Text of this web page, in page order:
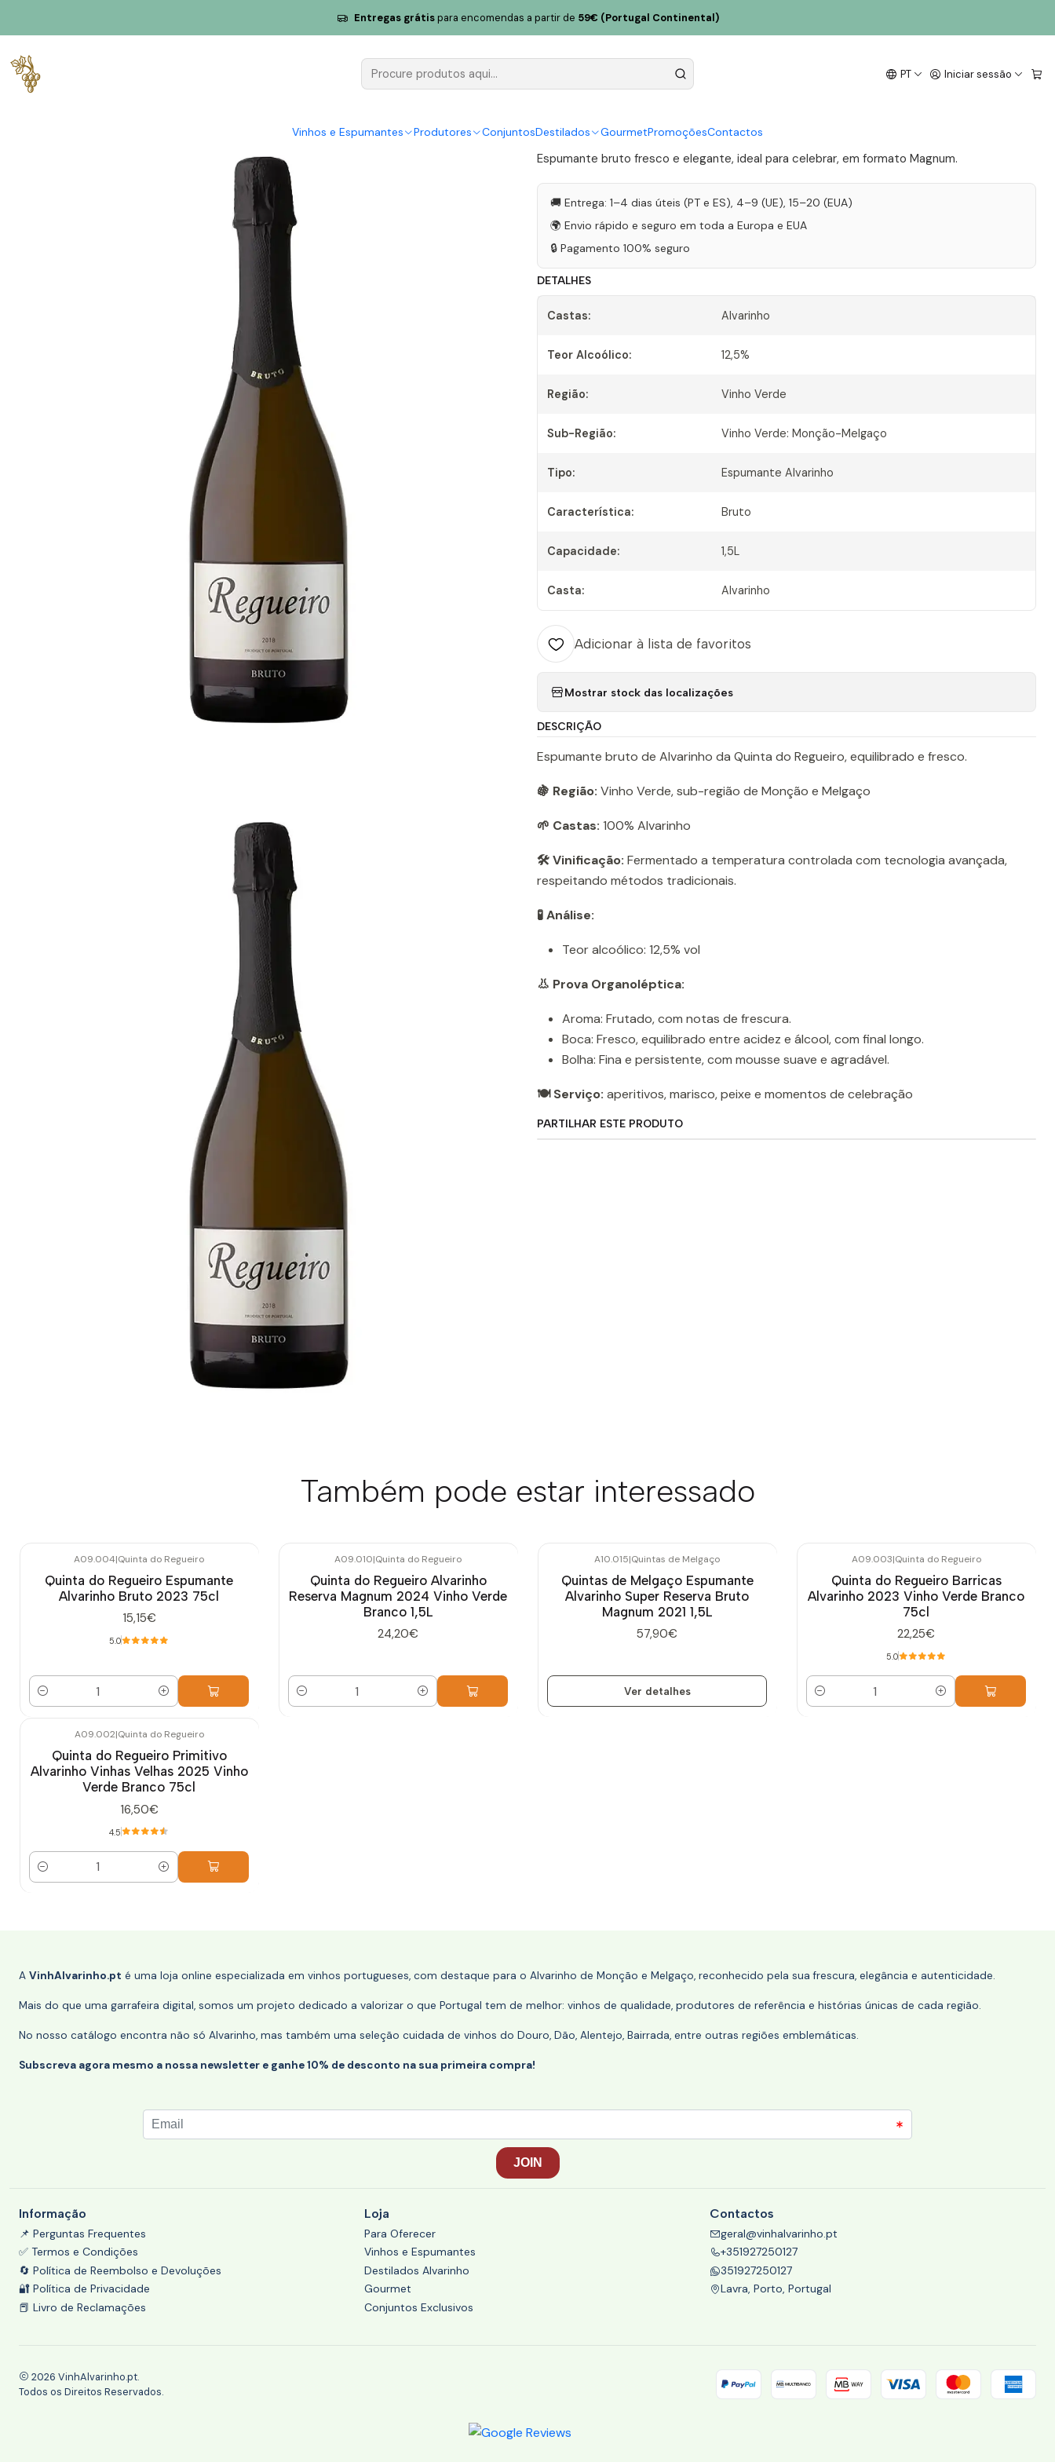
PT Iniciar sessão
Vinhos e Espumantes Produtores ConjuntosDestilados GourmetPromoçõesContactos
Entregas grátispara encomendas a partir de 59€ (Portugal Continental)
Quinta do Regueiro Espumante Alvarinho Bruto Magnum 2022 1,5L
Quinta do Regueiro Espumante
|
Espumante bruto fresco e elegante, ideal para celebrar, em formato Magnum.
🚚 Entrega: 1–4 dias úteis (PT e ES), 4–9 (UE), 15–20 (EUA)
🌍 Envio rápido e seguro em toda a Europa e EUA
🔒 Pagamento 100% seguro
DETALHES
Castas: Alvarinho
Teor Alcoólico: 12,5%
Região: Vinho Verde
Sub-Região: Vinho Verde: Monção-Melgaço
Tipo: Espumante Alvarinho
Característica: Bruto
Capacidade: 1,5L
Casta: Alvarinho
Adicionar à lista de favoritos
Mostrar stock das localizações
DESCRIÇÃO
Espumante bruto de Alvarinho da Quinta do Regueiro, equilibrado e fresco.
🍇 Região: Vinho Verde, sub-região de Monção e Melgaço
🌱 Castas: 100% Alvarinho
🛠️ Vinificação: Fermentado a temperatura controlada com tecnologia avançada,
respeitando métodos tradicionais.
🧪 Análise:
Teor alcoólico: 12,5% vol
👃 Prova Organoléptica:
Aroma: Frutado, com notas de frescura.
Boca: Fresco, equilibrado entre acidez e álcool, com final longo.
Bolha: Fina e persistente, com mousse suave e agradável.
🍽️ Serviço: aperitivos, marisco, peixe e momentos de celebração
PARTILHAR ESTE PRODUTO
Também pode estar interessado
A09.004|Quinta do Regueiro
Quinta do Regueiro Espumante
Alvarinho Bruto 2023 75cl
15,15€
5.0
Quantidade
A09.010|Quinta do Regueiro
Quinta do Regueiro Alvarinho
Reserva Magnum 2024 Vinho Verde
Branco 1,5L
24,20€
Quantidade
A10.015|Quintas de Melgaço
Quintas de Melgaço Espumante
Alvarinho Super Reserva Bruto
Magnum 2021 1,5L
57,90€
Ver detalhes
A09.003|Quinta do Regueiro
Quinta do Regueiro Barricas
Alvarinho 2023 Vinho Verde Branco
75cl
22,25€
5.0
Quantidade
A09.002|Quinta do Regueiro
Quinta do Regueiro Primitivo
Alvarinho Vinhas Velhas 2025 Vinho
Verde Branco 75cl
16,50€
4.5
Quantidade
A VinhAlvarinho.pt é uma loja online especializada em vinhos portugueses, com destaque para o Alvarinho de Monção e Melgaço, reconhecido pela sua frescura, elegância e autenticidade.
Mais do que uma garrafeira digital, somos um projeto dedicado a valorizar o que Portugal tem de melhor: vinhos de qualidade, produtores de referência e histórias únicas de cada região.
No nosso catálogo encontra não só Alvarinho, mas também uma seleção cuidada de vinhos do Douro, Dão, Alentejo, Bairrada, entre outras regiões emblemáticas.
Subscreva agora mesmo a nossa newsletter e ganhe 10% de desconto na sua primeira compra!
Informação
📌 Perguntas Frequentes
✅ Termos e Condições
🔄 Política de Reembolso e Devoluções
🔐 Política de Privacidade
📕 Livro de Reclamações
Loja
Para Oferecer
Vinhos e Espumantes
Destilados Alvarinho
Gourmet
Conjuntos Exclusivos
Contactos
geral@vinhalvarinho.pt
+351927250127
351927250127
Lavra, Porto, Portugal
2026 VinhAlvarinho.pt.
Todos os Direitos Reservados.